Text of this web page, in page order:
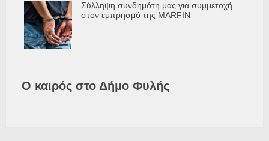
Σύλληψη συνδημότη μας για συμμετοχή
στον εμπρησμό της MARFIN
Ο καιρός στο Δήμο Φυλής